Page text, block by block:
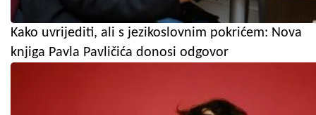
Kako uvrijediti, ali s jezikoslovnim pokrićem: Nova
knjiga Pavla Pavličića donosi odgovor